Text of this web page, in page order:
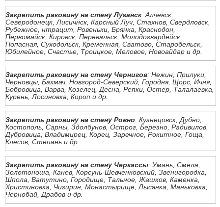
Закрепить раковину на стену Луганск: Алчевск,
Северодонецк, Лисичнск, Карсный Луч, Стахнов, Свердловск,
Рубежное, нтрацит, Ровеньки, Брянка, Краснодон,
Первомайск, Кировск, Перевальск, Молодогвардейск,
Попасная, Суходольск, Кременная, Сватово, Старобельск,
Юбилейное, Счастье, Троицкое, Меловое, Новоайдар и др.
Закрепить раковину на стену Чернигов: Нежин, Прилуки,
Черновцы, Бахмач, Новгород-Северский, Городня, Щорс, Ичня,
Бобровица, Варва, Козелец, Десна, Репки, Остер, Талалаевка,
Курень, Лосиновка, Короп и др.
Закрепить раковину на стену Ровно: Кузнецовск, Дубно,
Костополь, Сарны, Здолбунов, Острог, Березно, Радивилов,
Дубровица, Владимирец, Корец, Заречное, Рокитное, Гоща,
Клесов, Степань и др.
Закрепить раковину на стену Черкассы: Умань, Смела,
Золотоноша, Канев, Корсунь-Шевченковский, Звенигородка,
Шпола, Ватутино, Городище, Тальное, Жашков, Каменка,
Христиновка, Чигирин, Монастырище, Лысянка, Маньковка,
Чернобай, Драбов и др.